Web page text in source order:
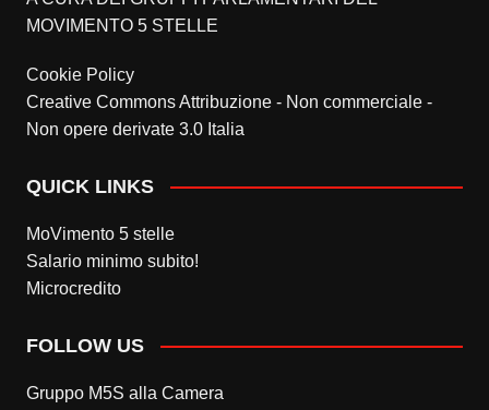
MOVIMENTO 5 STELLE
Cookie Policy
Creative Commons Attribuzione - Non commerciale -
Non opere derivate 3.0 Italia
QUICK LINKS
MoVimento 5 stelle
Salario minimo subito!
Microcredito
FOLLOW US
Gruppo M5S alla Camera